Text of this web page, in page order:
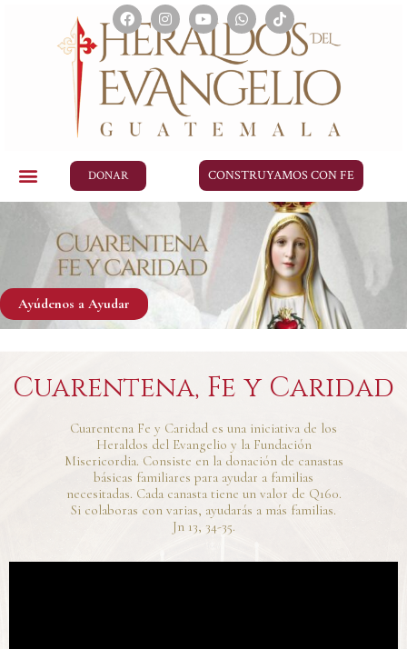
DONAR CONSTRUYAMOS CON FE
Ayúdenos a Ayudar
Cuarentena, Fe y Caridad
Cuarentena Fe y Caridad es una iniciativa de los
Heraldos del Evangelio y la Fundación
Misericordia. Consiste en la donación de canastas
básicas familiares para ayudar a familias
necesitadas. Cada canasta tiene un valor de Q160.
Si colaboras con varias, ayudarás a más familias.
Jn 13, 34-35.